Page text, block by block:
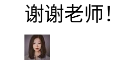
谢谢老师！